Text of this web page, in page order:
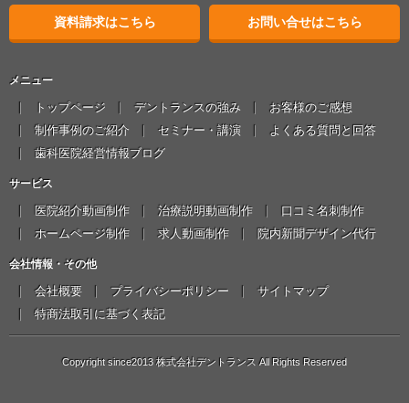
資料請求はこちら お問い合せはこちら
メニュー
トップページ デントランスの強み
お客様のご感想
制作事例のご紹介
セミナー・講演
よくある質問と回答
歯科医院経営情報ブログ
サービス
医院紹介動画制作 治療説明動画制作
口コミ名刺制作
ホームページ制作
求人動画制作 院内新聞デザイン代行
会社情報・その他
会社概要 プライバシーポリシー
サイトマップ
特商法取引に基づく表記
Copyright since2013 株式会社デントランス All Rights Reserved